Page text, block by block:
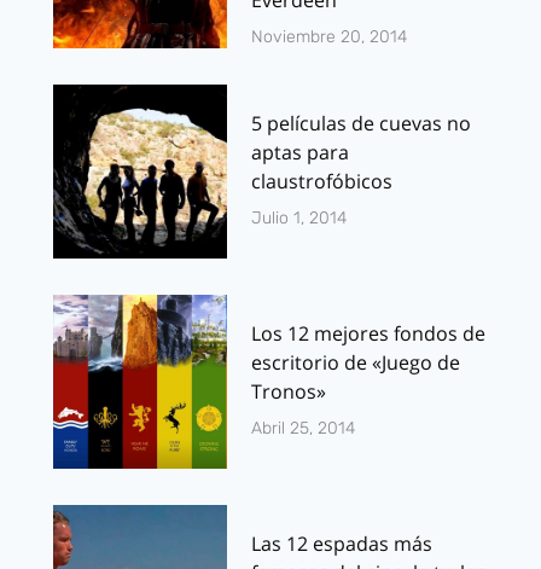
Noviembre 20, 2014
5 películas de cuevas no
aptas para
claustrofóbicos
Julio 1, 2014
Los 12 mejores fondos de
escritorio de «Juego de
Tronos»
Abril 25, 2014
Las 12 espadas más